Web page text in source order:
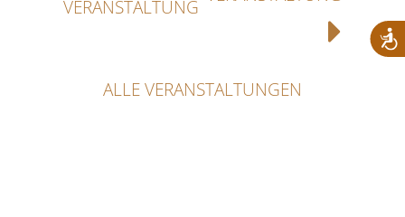
VERANSTALTUNG
ALLE VERANSTALTUNGEN